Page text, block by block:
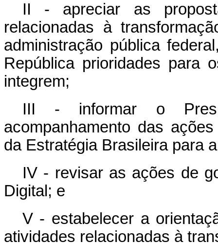
II - apreciar as
relacionadas à
administração pública
República prioridades para
integrem;
III - informar o
acompanhamento das
da Estratégia Brasileira para
IV - revisar as ações de
Digital; e
V - estabelecer a
atividades relacionadas à